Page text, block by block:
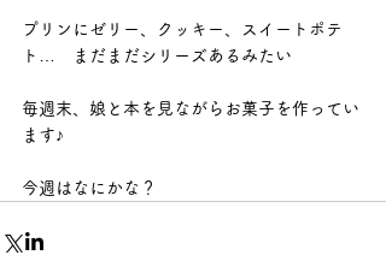
プリンにゼリー、クッキー、スイートポテ
ト…　まだまだシリーズあるみたい
毎週末、娘と本を見ながらお菓子を作ってい
ます♪
今週はなにかな？